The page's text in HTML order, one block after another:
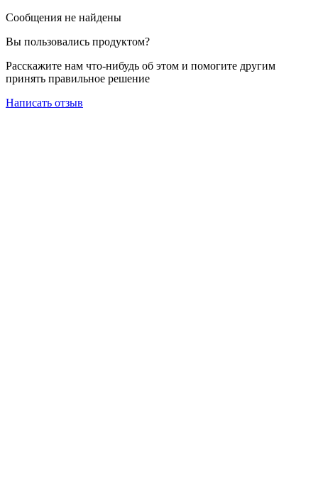
Сообщения не найдены
Вы пользовались продуктом?
Расскажите нам что-нибудь об этом и помогите другим
принять правильное решение
Написать отзыв